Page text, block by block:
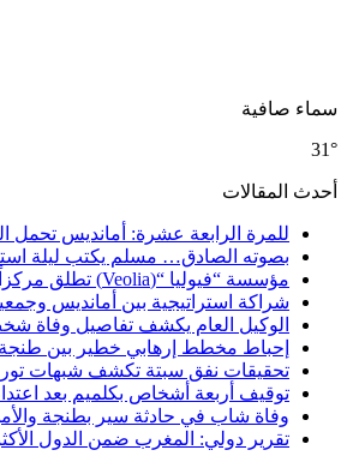
سماء صافية
31°
أحدث المقالات
للمرة الرابعة عشرة: أمانديس تحمل
بصوته الصادق… مسلم يكتب ليلة
مؤسسة “فيوليا “(Veolia) تطلق مركزاً بالرباط لدعم التدخلات الإنسانية في إفريقيا والشرق الأدنى والشرق الأوسط
شراكة استراتيجية بين أمانديس
الوكيل العام يكشف تفاصيل وفاة
إحباط مخطط إرهابي خطير بين طنجة
تحقيقات نفق سبتة تكشف شبهات
توقيف أربعة أشخاص بكلميم بعد
وفاة شاب في حادثة سير بطنجة
تقرير دولي: المغرب ضمن الدول الأكثر